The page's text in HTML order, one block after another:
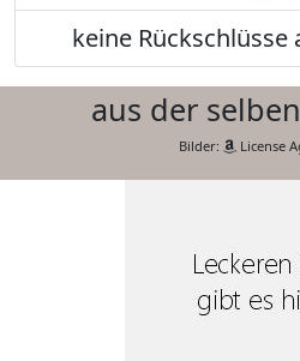
keine Rückschlüsse
aus der
Bilder: License